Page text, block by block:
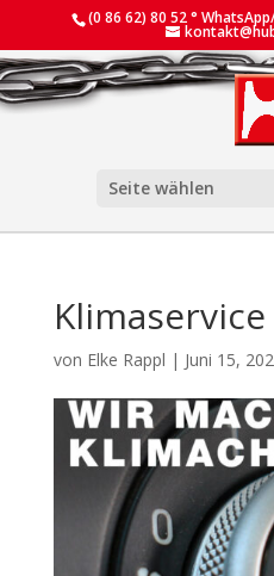
(0 86 62) 80 52 °
Seite wählen
Klimaservice
von Elke Rappl | Juni 15,